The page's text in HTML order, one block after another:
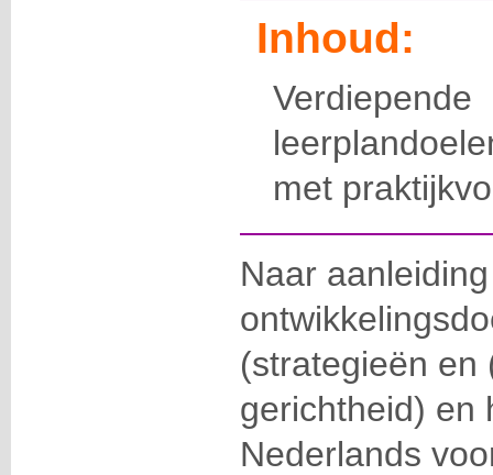
Inhoud:
met
Naar
(strategieën en
gerichtheid) en
Nederlands